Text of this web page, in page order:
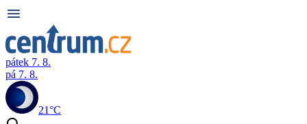
pátek 7. 8.
pá 7. 8.
21°C